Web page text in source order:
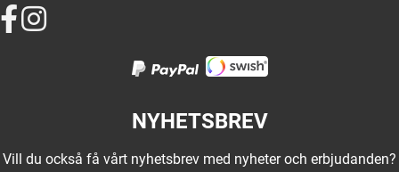
NYHETSBREV
Vill du också få vårt nyhetsbrev med nyheter och erbjudanden?